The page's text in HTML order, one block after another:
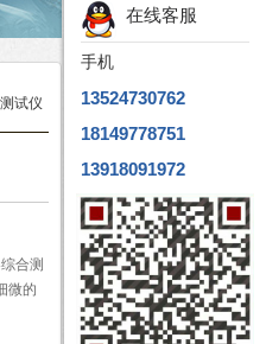
试仪
合测
微的
在线客服
手机
13524730762
18149778751
13918091972